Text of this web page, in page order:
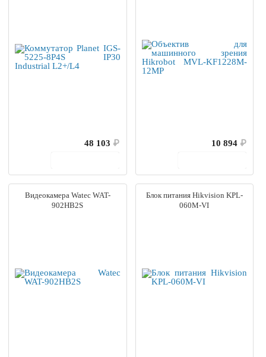
48 103 ₽
10 894 ₽
Видеокамера Watec WAT-
902HB2S
Блок питания Hikvision KPL-
060M-VI